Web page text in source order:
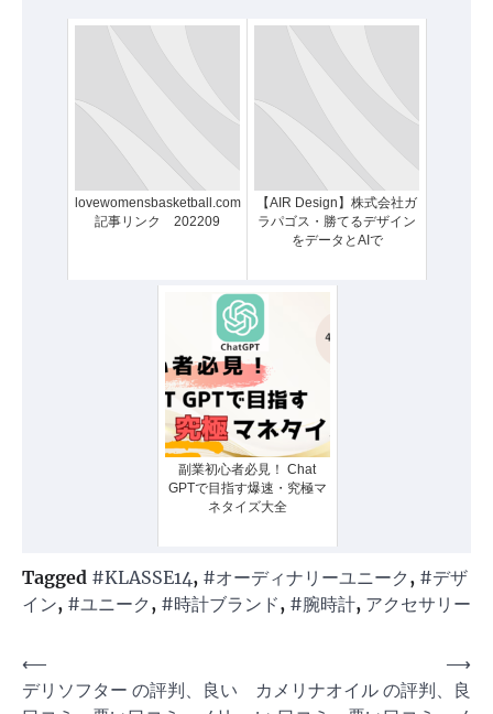
lovewomensbasketball.com：
記事リンク 202209
【AIR Design】株式会社ガ
ラパゴス・勝てるデザイン
をデータとAIで
副業初心者必見！ Chat
GPTで目指す爆速・究極マ
ネタイズ大全
Tagged #KLASSE14, #オーディナリーユニーク , #デザ
イン, #ユニーク , #時計ブランド, #腕時計, アクセサリー
投
稿
⟵
デリソフター の評判、良い
カメリナオイル の評判、良
⟶